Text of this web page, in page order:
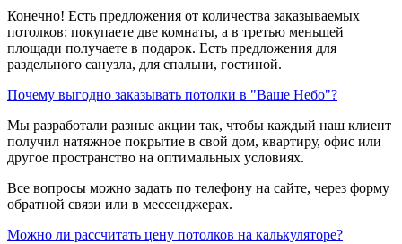
Конечно! Есть предложения от количества заказываемых
потолков: покупаете две комнаты, а в третью меньшей
площади получаете в подарок. Есть предложения для
раздельного санузла, для спальни, гостиной.
Почему выгодно заказывать потолки в "Ваше Небо"?
Мы разработали разные акции так, чтобы каждый наш клиент
получил натяжное покрытие в свой дом, квартиру, офис или
другое пространство на оптимальных условиях.
Все вопросы можно задать по телефону на сайте, через форму
обратной связи или в мессенджерах.
Можно ли рассчитать цену потолков на калькуляторе?